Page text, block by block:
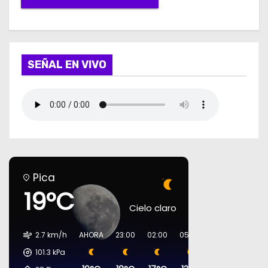
SEÑAL EN VIVO
Pica
19°C Cielo claro
2.7 km/h
101.3 kPa
AHORA 23:00 02:00 05:00